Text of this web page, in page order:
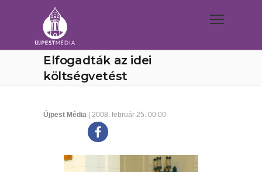
Elfogadták az idei
költségvetést
Újpest Média | 2008. február 25. 00:00